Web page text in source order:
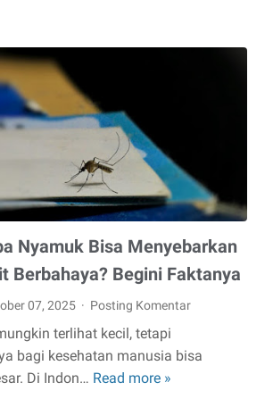
Komunitas
Nyamuk Bisa Menyebarkan
Berbahaya? Begini Faktanya
07, 2025 Posting Komentar
terlihat kecil, tetapi
bagi kesehatan manusia bisa
Di Indon… Read more »